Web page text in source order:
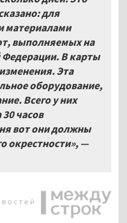
для
материалами
выполняемых на
Федерации. В карты
Эта
оборудование,
Всего у них
часов
вот они должны
окрестности», —